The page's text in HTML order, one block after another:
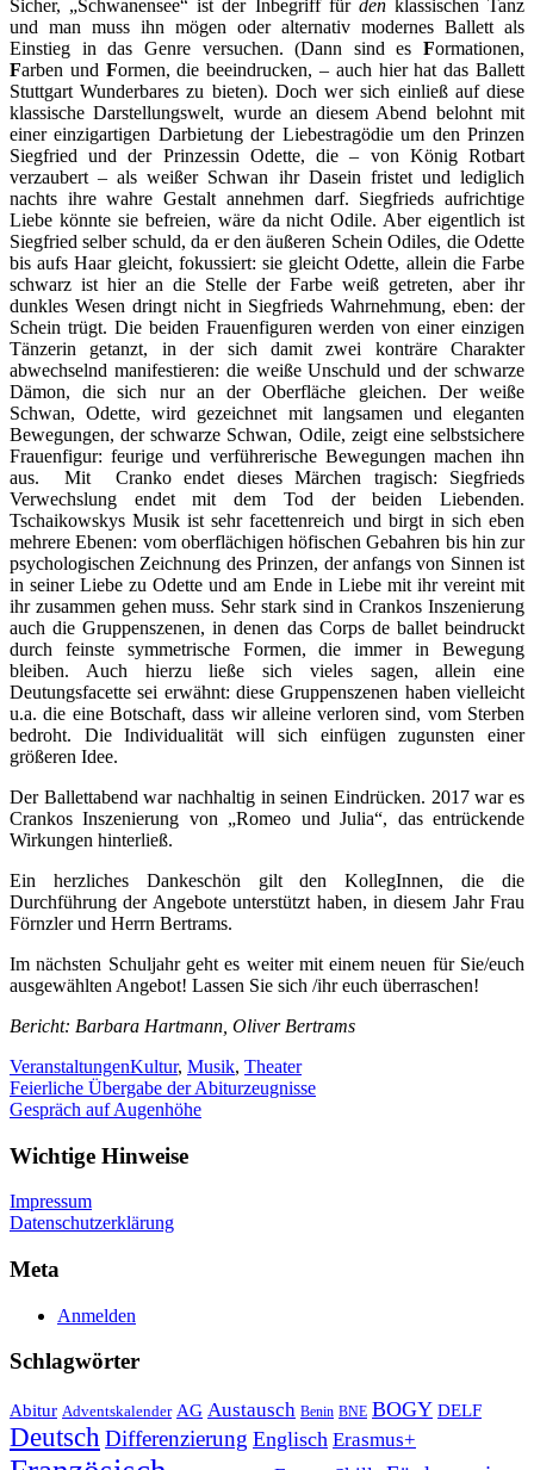
Sicher, „Schwanensee“ ist der Inbegriff für denklassischen Tanz
und man muss ihn mögen oder alternativ modernes Ballett als
Einstieg in das Genre versuchen. (Dann sind es Formationen,
Farben und Formen, die beeindrucken, – auch hier hat das Ballett
Stuttgart Wunderbares zu bieten). Doch wer sich einließ auf diese
klassische Darstellungswelt, wurde an diesem Abend belohnt mit
einer einzigartigen Darbietung der Liebestragödie um den Prinzen
Siegfried und der Prinzessin Odette, die – von König Rotbart
verzaubert – als weißer Schwan ihr Dasein fristet und lediglich
nachts ihre wahre Gestalt annehmen darf. Siegfrieds aufrichtige
Liebe könnte sie befreien, wäre da nicht Odile. Aber eigentlich ist
Siegfried selber schuld, da er den äußeren Schein Odiles, die Odette
bis aufs Haar gleicht, fokussiert: sie gleicht Odette, allein die Farbe
schwarz ist hier an die Stelle der Farbe weiß getreten, aber ihr
dunkles Wesen dringt nicht in Siegfrieds Wahrnehmung, eben: der
Schein trügt. Die beiden Frauenfiguren werden von einer einzigen
Tänzerin getanzt, in der sich damit zwei konträre Charakter
abwechselnd manifestieren: die weiße Unschuld und der schwarze
Dämon, die sich nur an der Oberfläche gleichen. Der weiße
Schwan, Odette, wird gezeichnet mit langsamen und eleganten
Bewegungen, der schwarze Schwan, Odile, zeigt eine selbstsichere
Frauenfigur: feurige und verführerische Bewegungen machen ihn
aus. Mit Cranko endet dieses Märchen tragisch: Siegfrieds
Verwechslung endet mit dem Tod der beiden Liebenden.
Tschaikowskys Musik ist sehr facettenreich und birgt in sich eben
mehrere Ebenen: vom oberflächigen höfischen Gebahren bis hin zur
psychologischen Zeichnung des Prinzen, der anfangs von Sinnen ist
in seiner Liebe zu Odette und am Ende in Liebe mit ihr vereint mit
ihr zusammen gehen muss. Sehr stark sind in Crankos Inszenierung
auch die Gruppenszenen, in denen das Corps de ballet beindruckt
durch feinste symmetrische Formen, die immer in Bewegung
bleiben. Auch hierzu ließe sich vieles sagen, allein eine
Deutungsfacette sei erwähnt: diese Gruppenszenen haben vielleicht
u.a. die eine Botschaft, dass wir alleine verloren sind, vom Sterben
bedroht. Die Individualität will sich einfügen zugunsten einer
größeren Idee.
Der Ballettabend war nachhaltig in seinen Eindrücken. 2017 war es
Crankos Inszenierung von „Romeo und Julia“, das entrückende
Wirkungen hinterließ.
Ein herzliches Dankeschön gilt den KollegInnen, die die
Durchführung der Angebote unterstützt haben, in diesem Jahr Frau
Förnzler und Herrn Bertrams.
Im nächsten Schuljahr geht es weiter mit einem neuen für Sie/euch
ausgewählten Angebot! Lassen Sie sich /ihr euch überraschen!
Bericht: Barbara Hartmann, Oliver Bertrams
VeranstaltungenKultur, Musik, Theater
Beitragsnavigation
Feierliche Übergabe der Abiturzeugnisse
Gespräch auf Augenhöhe
Wichtige Hinweise
Impressum
Datenschutzerklärung
Meta
Anmelden
Schlagwörter
Abitur Adventskalender AG Austausch Benin BNE BOGY DELF
DeutschDifferenzierung Englisch Erasmus+